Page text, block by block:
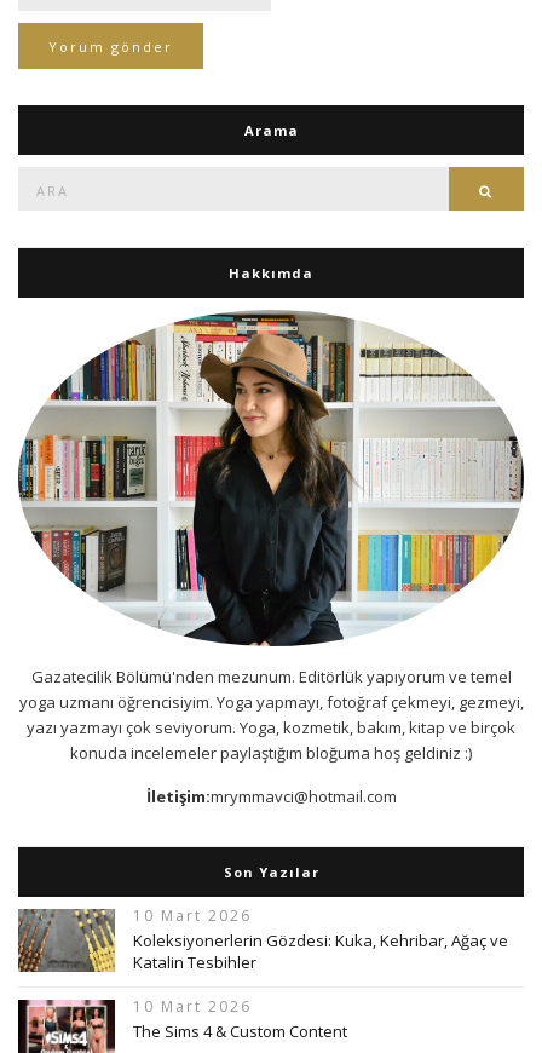
Arama
Hakkımda
Gazatecilik Bölümü'nden mezunum. Editörlük yapıyorum ve temel
yoga uzmanı öğrencisiyim. Yoga yapmayı, fotoğraf çekmeyi, gezmeyi,
yazı yazmayı çok seviyorum. Yoga, kozmetik, bakım, kitap ve birçok
konuda incelemeler paylaştığım bloğuma hoş geldiniz :)
İletişim:mrymmavci@hotmail.com
Son Yazılar
10 Mart 2026
Koleksiyonerlerin Gözdesi: Kuka, Kehribar, Ağaç ve
Katalin Tesbihler
10 Mart 2026
The Sims 4 & Custom Content